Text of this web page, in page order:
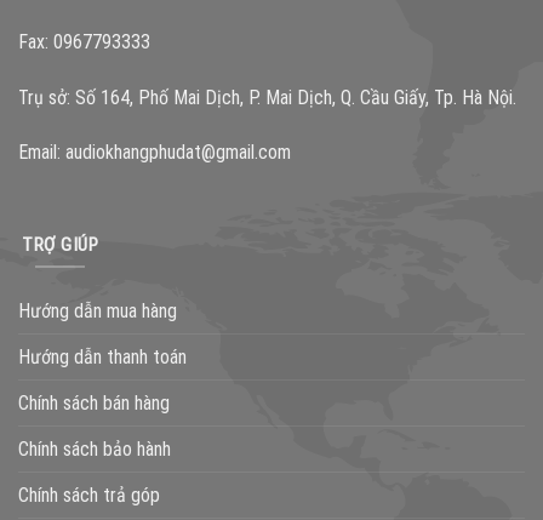
Fax: 0967793333
Trụ sở: Số 164, Phố Mai Dịch, P. Mai Dịch, Q. Cầu Giấy, Tp. Hà Nội.
Email: audiokhangphudat@gmail.com
TRỢ GIÚP
Hướng dẫn mua hàng
Hướng dẫn thanh toán
Chính sách bán hàng
Chính sách bảo hành
Chính sách trả góp